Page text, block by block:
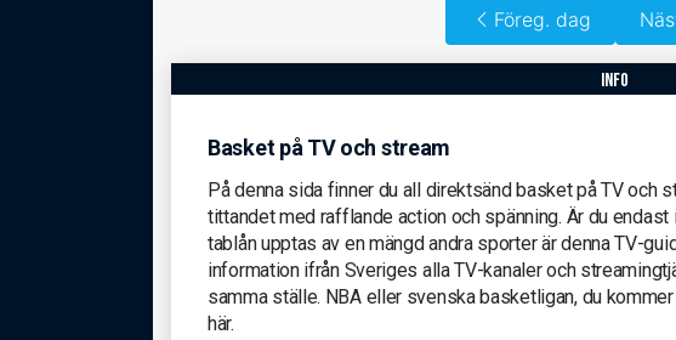
Föreg. dag
info
Basket på TV och stream
På denna sida finner du all direktsänd basket på TV och
tittandet med rafflande action och spänning. Är du
tablån upptas av en mängd andra sporter är denna TV-
information ifrån Sveriges alla TV-kanaler och
samma ställe. NBA eller svenska basketligan, du
här.